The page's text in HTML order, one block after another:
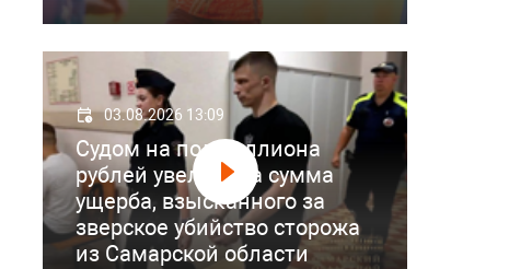
03.08.2026 13:09
Судом на полмиллиона
рублей увеличена сумма
ущерба, взысканного за
зверское убийство сторожа
из Самарской области